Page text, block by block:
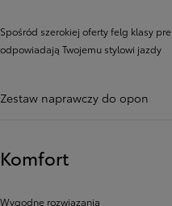
Spośród szerokiej oferty felg klasy
odpowiadają Twojemu stylowi jazdy
Zestaw naprawczy do opon
Komfort
Wygodne rozwiązania